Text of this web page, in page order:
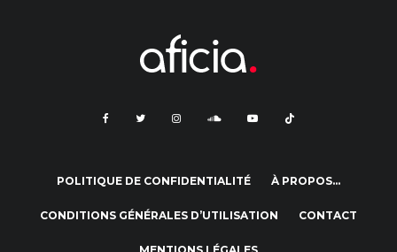
POLITIQUE DE CONFIDENTIALITÉ À PROPOS…
CONDITIONS GÉNÉRALES D’UTILISATION CONTACT